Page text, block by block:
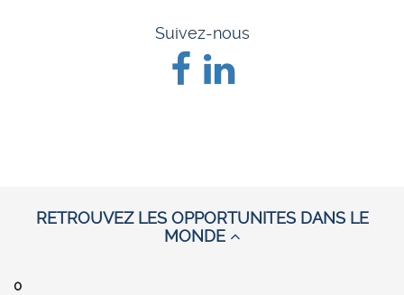
Suivez-nous
RETROUVEZ LES OPPORTUNITES DANS LE
MONDE
0